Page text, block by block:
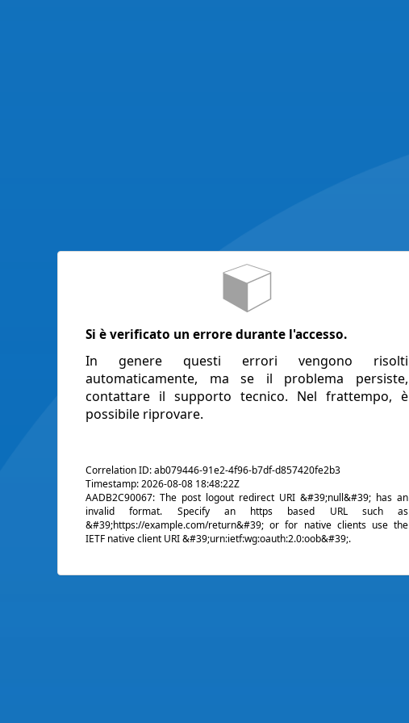
Si è verificato un errore durante l'accesso.
In genere questi errori vengono risolti
automaticamente, ma se il problema persiste,
contattare il supporto tecnico. Nel frattempo, è
possibile riprovare.
Correlation ID: ab079446-91e2-4f96-b7df-d857420fe2b3
Timestamp: 2026-08-08 18:48:22Z
AADB2C90067: The post logout redirect URI &#39;null&#39; has an
invalid format. Specify an https based URL such as
&#39;https://example.com/return&#39; or for native clients use the
IETF native client URI &#39;urn:ietf:wg:oauth:2.0:oob&#39;.